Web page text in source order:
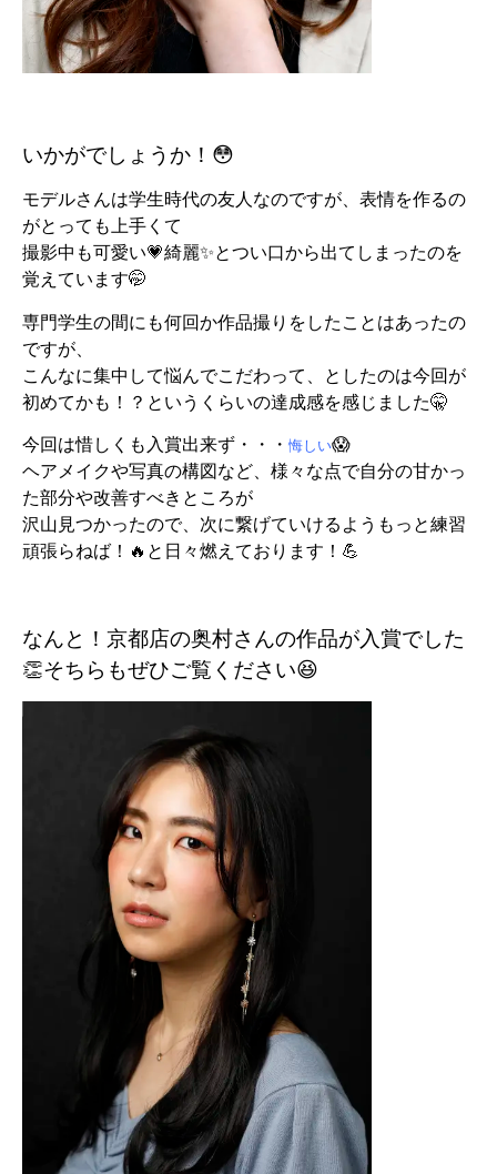
いかがでしょうか！😳
モデルさんは学生時代の友人なのですが、表情を作るの
がとっても上手くて
撮影中も可愛い💗綺麗✨とつい口から出てしまったのを
覚えています🤭
専門学生の間にも何回か作品撮りをしたことはあったの
ですが、
こんなに集中して悩んでこだわって、としたのは今回が
初めてかも！？というくらいの達成感を感じました🤫
今回は惜しくも入賞出来ず・・・ 悔しい😱
ヘアメイクや写真の構図など、様々な点で自分の甘かっ
た部分や改善すべきところが
沢山見つかったので、 次に繋げていけるようもっと練習
頑張らねば！🔥と日々燃えております！💪
なんと！京都店の奥村さんの作品が入賞でした
👏そちらもぜひご覧ください😆